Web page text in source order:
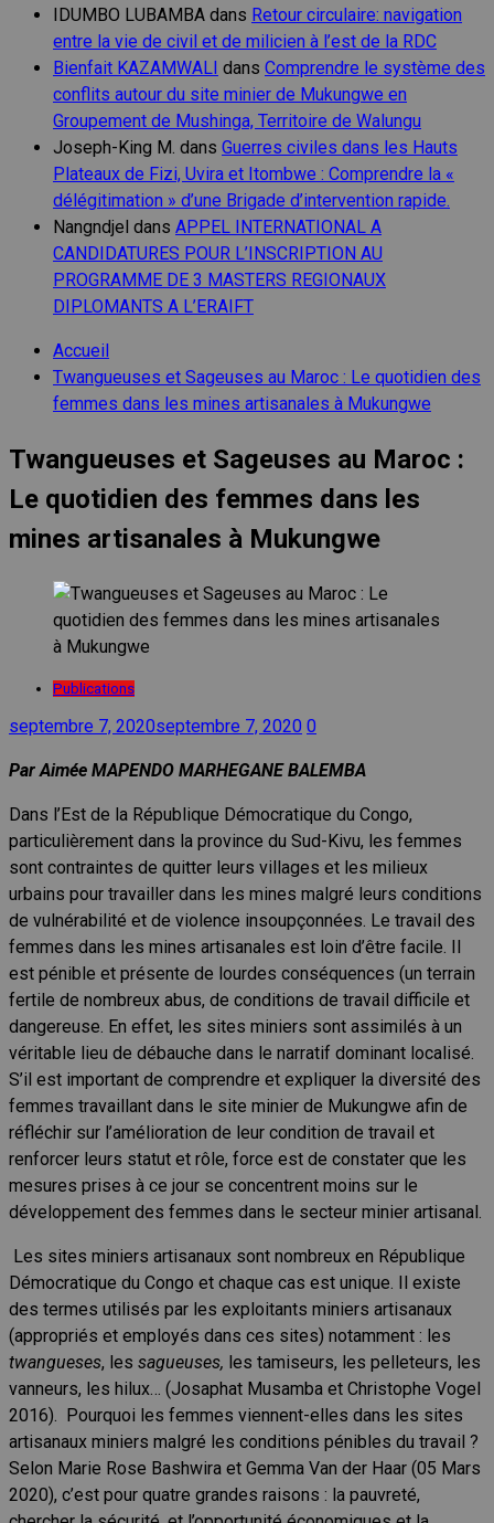
IDUMBO LUBAMBA dans Retour circulaire: navigation
entre la vie de civil et de milicien à l’est de la RDC
Bienfait KAZAMWALI dans Comprendre le système des
conflits autour du site minier de Mukungwe en
Groupement de Mushinga, Territoire de Walungu
Joseph-King M. dans Guerres civiles dans les Hauts
Plateaux de Fizi, Uvira et Itombwe : Comprendre la «
délégitimation » d’une Brigade d’intervention rapide.
Nangndjel dans APPEL INTERNATIONAL A
CANDIDATURES POUR L’INSCRIPTION AU
PROGRAMME DE 3 MASTERS REGIONAUX
DIPLOMANTS A L’ERAIFT
Accueil
Twangueuses et Sageuses au Maroc : Le quotidien des
femmes dans les mines artisanales à Mukungwe
Twangueuses et Sageuses au Maroc :
Le quotidien des femmes dans les
mines artisanales à Mukungwe
Publications
septembre 7, 2020septembre 7, 2020 0
Par Aimée MAPENDO MARHEGANE BALEMBA
Dans l’Est de la République Démocratique du Congo,
particulièrement dans la province du Sud-Kivu, les femmes
sont contraintes de quitter leurs villages et les milieux
urbains pour travailler dans les mines malgré leurs conditions
de vulnérabilité et de violence insoupçonnées. Le travail des
femmes dans les mines artisanales est loin d’être facile. Il
est pénible et présente de lourdes conséquences (un terrain
fertile de nombreux abus, de conditions de travail difficile et
dangereuse. En effet, les sites miniers sont assimilés à un
véritable lieu de débauche dans le narratif dominant localisé.
S’il est important de comprendre et expliquer la diversité des
femmes travaillant dans le site minier de Mukungwe afin de
réfléchir sur l’amélioration de leur condition de travail et
renforcer leurs statut et rôle, force est de constater que les
mesures prises à ce jour se concentrent moins sur le
développement des femmes dans le secteur minier artisanal.
Les sites miniers artisanaux sont nombreux en République
Démocratique du Congo et chaque cas est unique. Il existe
des termes utilisés par les exploitants miniers artisanaux
(appropriés et employés dans ces sites) notamment : les
twangueses, les sagueuses, les tamiseurs, les pelleteurs, les
vanneurs, les hilux… (Josaphat Musamba et Christophe Vogel
2016). Pourquoi les femmes viennent-elles dans les sites
artisanaux miniers malgré les conditions pénibles du travail ?
Selon Marie Rose Bashwira et Gemma Van der Haar (05 Mars
2020), c’est pour quatre grandes raisons : la pauvreté,